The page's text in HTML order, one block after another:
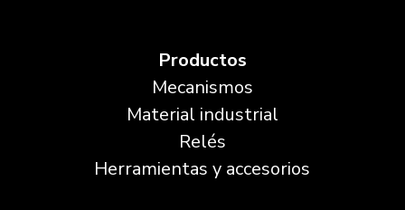
Productos
Mecanismos
Material industrial
Relés
Herramientas y accesorios